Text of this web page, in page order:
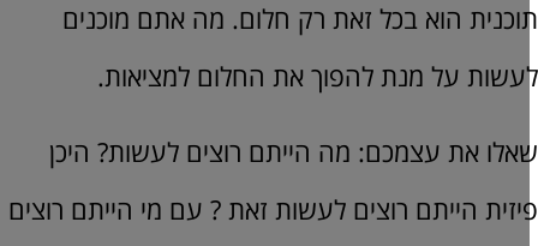
הוא בכל זאת רק חלום. מה אתם מוכנים
על מנת להפוך את החלום למציאות.
את עצמכם: מה הייתם רוצים לעשות? היכן
הייתם רוצים לעשות זאת ? עם מי הייתם רוצים